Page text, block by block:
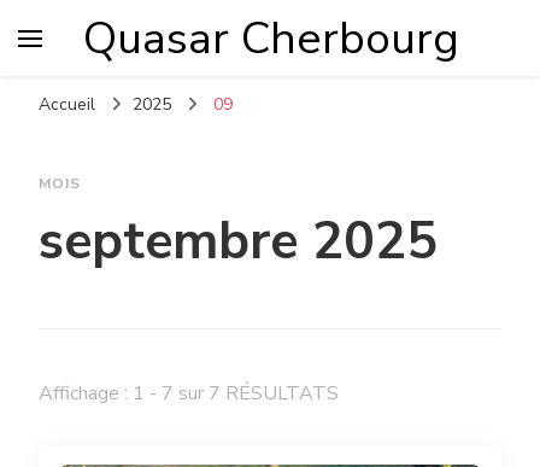
Quasar Cherbourg
Accueil 2025 09
MOIS
septembre 2025
Affichage : 1 - 7 sur 7 RÉSULTATS